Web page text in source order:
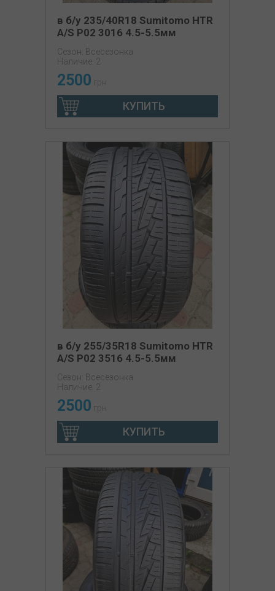
в б/у 235/40R18 Sumitomo HTR
A/S P02 3016 4.5-5.5мм
Сезон: Всесезонка
Наличие: 2
2500 грн
КУПИТЬ
в б/у 255/35R18 Sumitomo HTR
A/S P02 3516 4.5-5.5мм
Сезон: Всесезонка
Наличие: 2
2500 грн
КУПИТЬ